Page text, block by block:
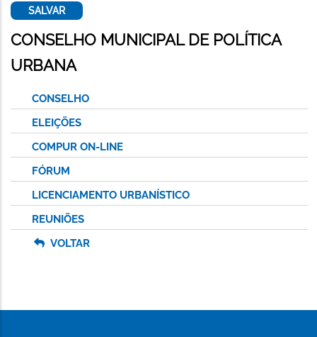
CONSELHO MUNICIPAL DE POLÍTICA
URBANA
CONSELHO
ELEIÇÕES
COMPUR ON-LINE
FÓRUM
LICENCIAMENTO URBANÍSTICO
REUNIÕES
VOLTAR